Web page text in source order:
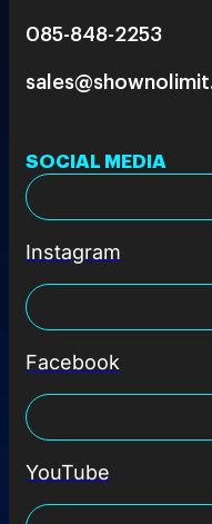
085-848-2253
SOCIAL MEDIA
Instagram
Facebook
YouTube